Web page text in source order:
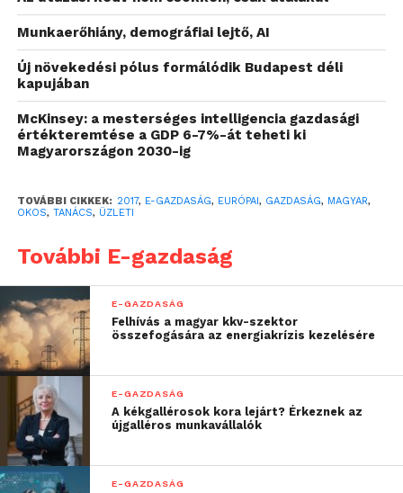
és az innováció nyújtotta lehetőségek
kihasználásával, az oktatás átalakításával, valamint a
tudás alapú iparágak fejlesztésével érheti el. A
Tanács jelentésében összegzi, hogy az ország
gazdaságának felgyorsításához minden eszköz
rendelkezésre áll; a kormány több programmal is
támogatja a digitális átalakulást, amely a fenntartható
A Tanács jelentése a gazdasági szereplők
helyzetét és fejlődésének kérdéseit, ajánlásokat
további ösztönzésére, az e-oktatás széles körű
bevezetésére és az állami ügyintézés elektronikussá
tételére (e-kormányzásra) vonatkozóan. Javaslatai
tartalmazzák többek között a gazdaság szerkezeti
átalakításának szükségességét, szorgalmazzák a
gazdaság fehérítésére tett további erőfeszítéseket, és
az energiaipar hosszú-távú, stratégiai átgondolását.
Munkaerőhiány, demográfiai lejtő, AI
Új növekedési pólus formálódik Budapest déli
kapujában
McKinsey: a mesterséges intelligencia gazdasági
értékteremtése a GDP 6-7%-át teheti ki
Magyarországon 2030-ig
TOVÁBBI CIKKEK: 2017, E-GAZDASÁG, EURÓPAI, GAZDASÁG, MAGYAR,
OKOS, TANÁCS, ÜZLETI
További E-gazdaság
E-GAZDASÁG
Felhívás a magyar kkv-szektor
összefogására az energiakrízis kezelésére
E-GAZDASÁG
A kékgallérosok kora lejárt? Érkeznek az
újgalléros munkavállalók
E-GAZDASÁG